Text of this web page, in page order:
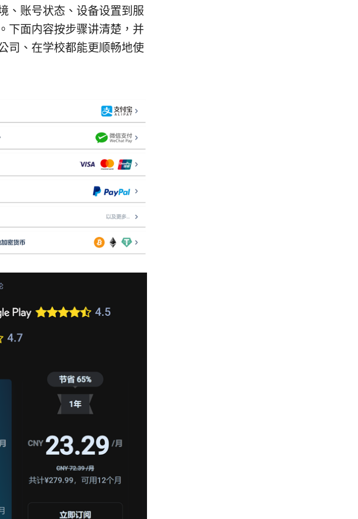
、账号状态、设备设置到服
下面内容按步骤讲清楚，并
司、在学校都能更顺畅地使